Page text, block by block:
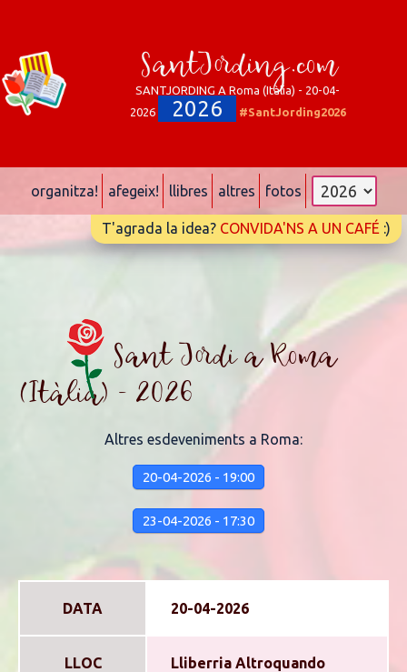
SantJording.com
SANTJORDING A Roma (Itàlia) - 20-04-
2026
2026 #SantJording2026
organitza! afegeix! llibres altres fotos
T'agrada la idea? CONVIDA'NS A UN CAFÉ :)
Sant Jordi a Roma
(Itàlia) - 2026
Altres esdeveniments a Roma:
20-04-2026 - 19:00
23-04-2026 - 17:30
DATA 20-04-2026
LLOC Lliberria Altroquando